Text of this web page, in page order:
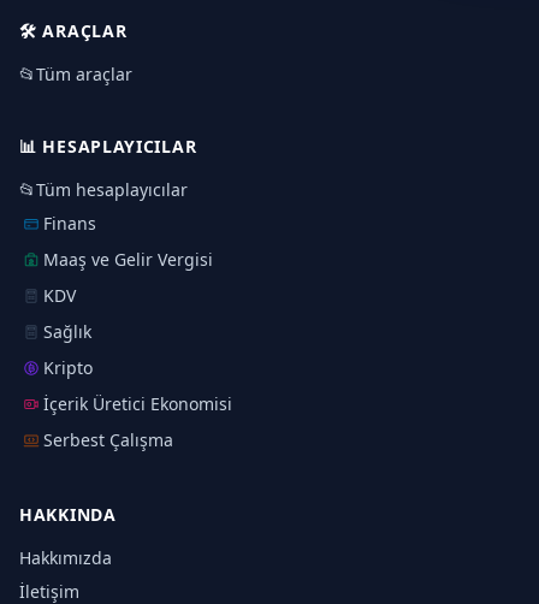
🛠️ARAÇLAR
📂Tüm araçlar
📊 HESAPLAYICILAR
📂Tüm hesaplayıcılar
Finans
Maaş ve Gelir Vergisi
KDV
Sağlık
Kripto
İçerik Üretici Ekonomisi
Serbest Çalışma
HAKKINDA
Hakkımızda
İletişim